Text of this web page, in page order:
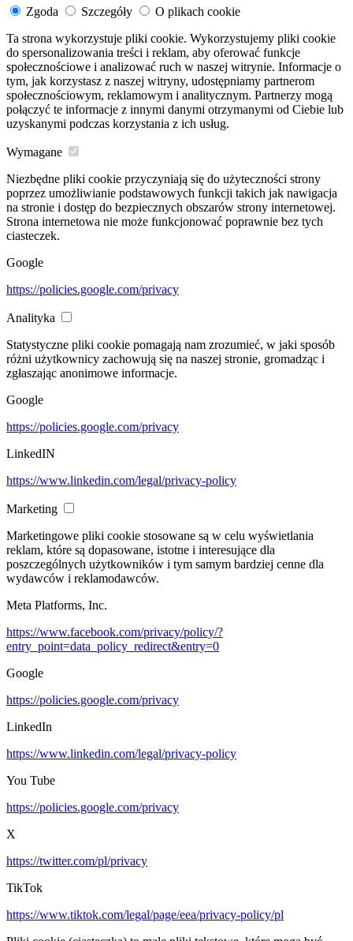
Zgoda Szczegóły
O plikach cookie
Ta strona wykorzystuje pliki cookie. Wykorzystujemy pliki cookie
do spersonalizowania treści i reklam, aby oferować funkcje
społecznościowe i analizować ruch w naszej witrynie. Informacje o
tym, jak korzystasz z naszej witryny, udostępniamy partnerom
społecznościowym, reklamowym i analitycznym. Partnerzy mogą
połączyć te informacje z innymi danymi otrzymanymi od Ciebie lub
uzyskanymi podczas korzystania z ich usług.
Wymagane
Niezbędne pliki cookie przyczyniają się do użyteczności strony
poprzez umożliwianie podstawowych funkcji takich jak nawigacja
na stronie i dostęp do bezpiecznych obszarów strony internetowej.
Strona internetowa nie może funkcjonować poprawnie bez tych
ciasteczek.
Google
https://policies.google.com/privacy
Analityka
Statystyczne pliki cookie pomagają nam zrozumieć, w jaki sposób
różni użytkownicy zachowują się na naszej stronie, gromadząc i
zgłaszając anonimowe informacje.
Google
https://policies.google.com/privacy
LinkedIN
https://www.linkedin.com/legal/privacy-policy
Marketing
Marketingowe pliki cookie stosowane są w celu wyświetlania
reklam, które są dopasowane, istotne i interesujące dla
poszczególnych użytkowników i tym samym bardziej cenne dla
wydawców i reklamodawców.
Meta Platforms, Inc.
https://www.facebook.com/privacy/policy/?
entry_point=data_policy_redirect&entry=0
Google
https://policies.google.com/privacy
LinkedIn
https://www.linkedin.com/legal/privacy-policy
You Tube
https://policies.google.com/privacy
X
https://twitter.com/pl/privacy
TikTok
https://www.tiktok.com/legal/page/eea/privacy-policy/pl